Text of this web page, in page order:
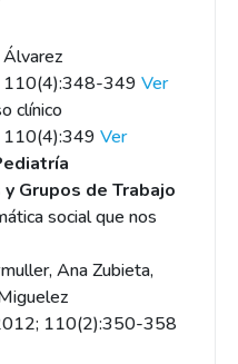
Álvarez
110(4):348-349 Ver
clínico
110(4):349 Ver
Grupos de Trabajo
social que nos
Ana Zubieta,
110(2):350-358